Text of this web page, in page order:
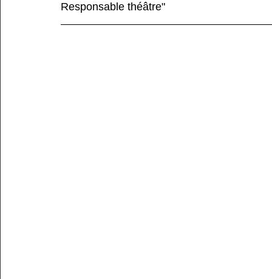
Responsable théâtre"